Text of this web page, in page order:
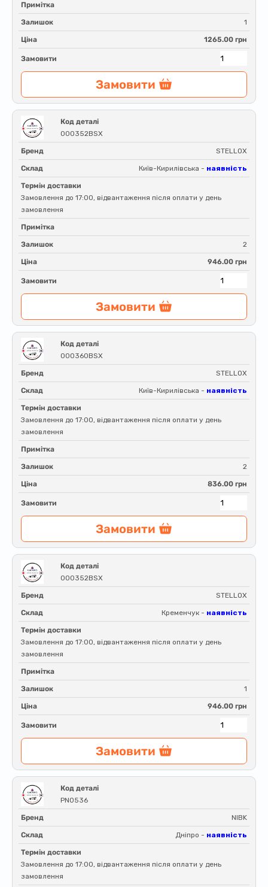
Примітка
Залишок 1
Ціна 1265.00 грн
Замовити
Замовити
Код деталі
000352BSX
Бренд STELLOX
Склад Київ-Кирилівська - наявність
Термін доставки
Замовлення до 17:00, відвантаження після оплати у день
замовлення
Примітка
Залишок 2
Ціна 946.00 грн
Замовити
Замовити
Код деталі
000360BSX
Бренд STELLOX
Склад Київ-Кирилівська - наявність
Термін доставки
Замовлення до 17:00, відвантаження після оплати у день
замовлення
Примітка
Залишок 2
Ціна 836.00 грн
Замовити
Замовити
Код деталі
000352BSX
Бренд STELLOX
Склад Кременчук - наявність
Термін доставки
Замовлення до 17:00, відвантаження після оплати у день
замовлення
Примітка
Залишок 1
Ціна 946.00 грн
Замовити
Замовити
Код деталі
PN0536
Бренд NIBK
Склад Дніпро - наявність
Термін доставки
Замовлення до 17:00, відвантаження після оплати у день
замовлення